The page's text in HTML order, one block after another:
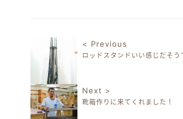
投稿ナビゲーション
< Previous
ロッドスタンドいい感じだそう
Next >
靴箱作りに来てくれました！